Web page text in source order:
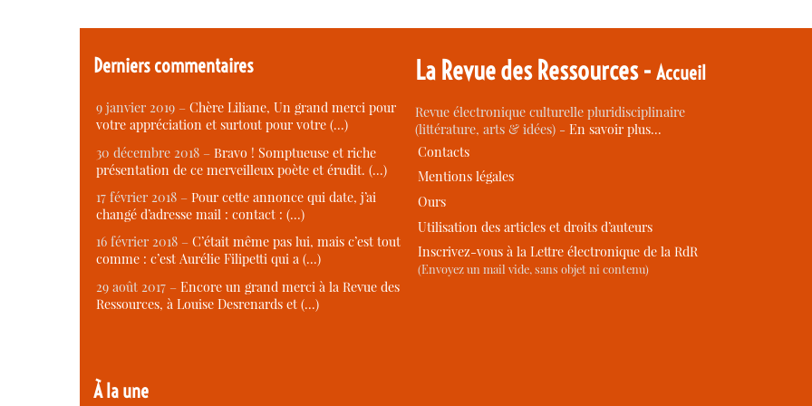
Derniers commentaires
9 janvier 2019 – Chère Liliane, Un grand merci pour
votre appréciation et surtout pour votre (…)
30 décembre 2018 – Bravo ! Somptueuse et riche
présentation de ce merveilleux poète et érudit. (…)
17 février 2018 – Pour cette annonce qui date, j’ai
changé d’adresse mail : contact : (…)
16 février 2018 – C’était même pas lui, mais c’est tout
comme : c’est Aurélie Filipetti qui a (…)
29 août 2017 – Encore un grand merci à la Revue des
Ressources, à Louise Desrenards et (…)
À la une
La Revue des Ressources -Accueil
Revue électronique culturelle pluridisciplinaire
(littérature, arts & idées) -En savoir plus…
Contacts
Mentions légales
Ours
Utilisation des articles et droits d’auteurs
Inscrivez-vous à la Lettre électronique de la RdR
(Envoyez un mail vide, sans objet ni contenu)